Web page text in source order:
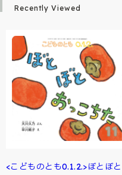
Recently Viewed
<こどものとも0.1.2.>ぼとぼと